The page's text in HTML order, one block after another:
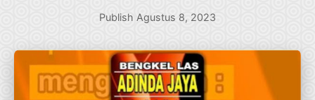
Publish Agustus 8, 2023